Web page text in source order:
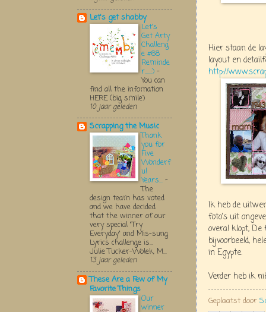
Hier staan de
layout en
http://
Ik heb de
foto's uit
overal klopt,
bijvoorbeeld,
in Egypte.
Verder heb ik
Geplaatst door
Let's get shabby
Let's
Get Arty
Challeng
e #68
Reminde
r.....:) -
You can
find all the infomation
HERE (big smile)
10 jaar geleden
Scrapping the Music
Thank
you for
Five
Wonderf
ul
Years... -
The
design team has voted
and we have decided
that the winner of our
very special "Try
Everyday" and Mis-sung
Lyrics challenge is...
Julie Tucker-Wolek, M...
13 jaar geleden
These Are a Few of My
Favorite Things
Our
winner